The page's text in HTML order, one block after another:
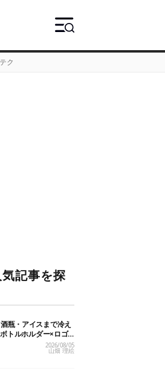
ク
記事を探
瓶・アイスまで冷え
トルホルダー×ロゴ
の最強コンビだった
2026/08/05
山畑 理絵